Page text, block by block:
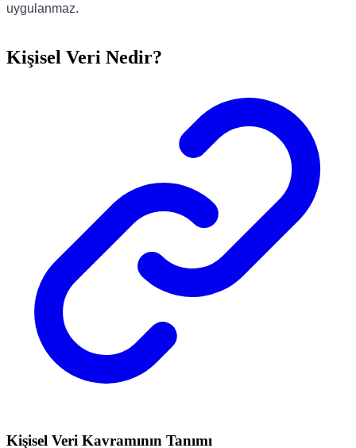
uygulanmaz.
Kişisel Veri Nedir?
Kişisel Veri Kavramının Tanımı